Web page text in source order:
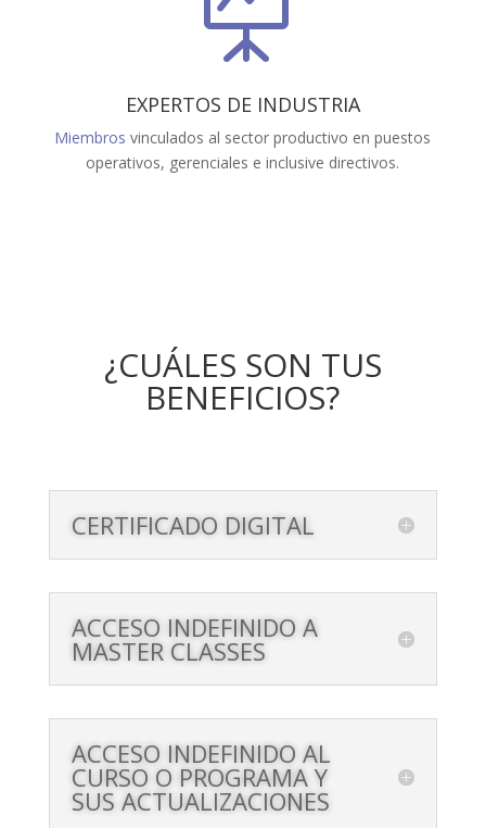
EXPERTOS DE INDUSTRIA
Miembros vinculados al sector productivo en puestos
operativos, gerenciales e inclusive directivos.
¿CUÁLES SON TUS
BENEFICIOS?
CERTIFICADO DIGITAL
ACCESO INDEFINIDO A
MASTER CLASSES
ACCESO INDEFINIDO AL
CURSO O PROGRAMA Y
SUS ACTUALIZACIONES